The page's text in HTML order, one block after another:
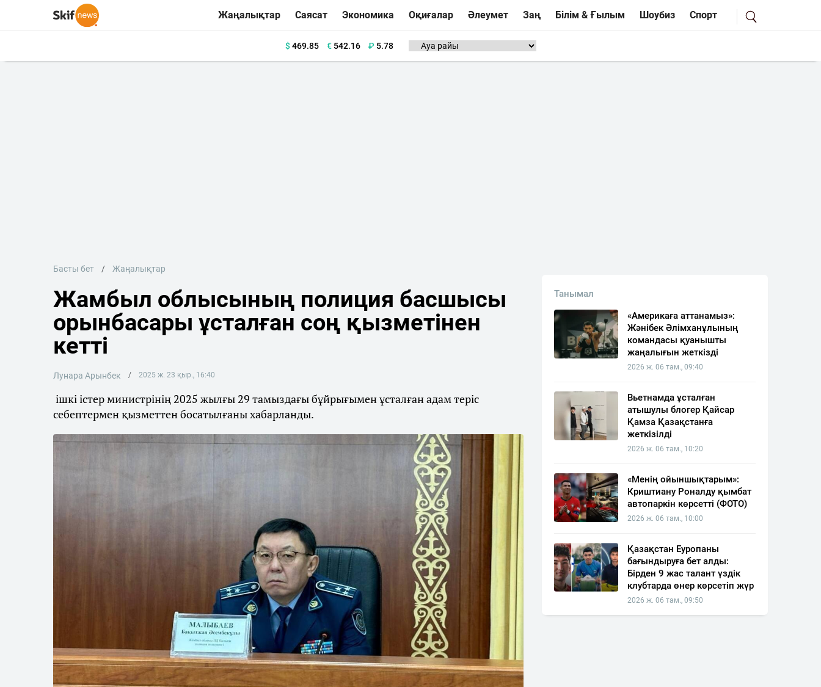
Жаңалықтар Саясат Экономика Оқиғалар Әлеумет Заң Білім & Ғылым Шоубиз Спорт
$469.85 €542.16 ₽ 5.78
Басты бет Жаңалықтар
Жамбыл облысының полиция басшысы
орынбасары ұсталған соң қызметінен
кетті
Лунара Арынбек 2025 ж. 23 қыр., 16:40
ішкі істер министрінің 2025 жылғы 29 тамыздағы бұйрығымен ұсталған адам теріс
себептермен қызметтен босатылғаны хабарланды.
Танымал
«Америкаға аттанамыз»:
Жәнібек Әлімханұлының
командасы қуанышты
жаңалығын жеткізді
2026 ж. 06 там., 09:40
Вьетнамда ұсталған
атышулы блогер Қайсар
Қамза Қазақстанға
жеткізілді
2026 ж. 06 там., 10:20
«Менің ойыншықтарым»:
Криштиану Роналду қымбат
автопаркін көрсетті (ФОТО)
2026 ж. 06 там., 10:00
Қазақстан Еуропаны
бағындыруға бет алды:
Бірден 9 жас талант үздік
клубтарда өнер көрсетіп жүр
2026 ж. 06 там., 09:50